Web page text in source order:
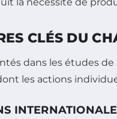
CLÉS DU
dans les études de
les actions